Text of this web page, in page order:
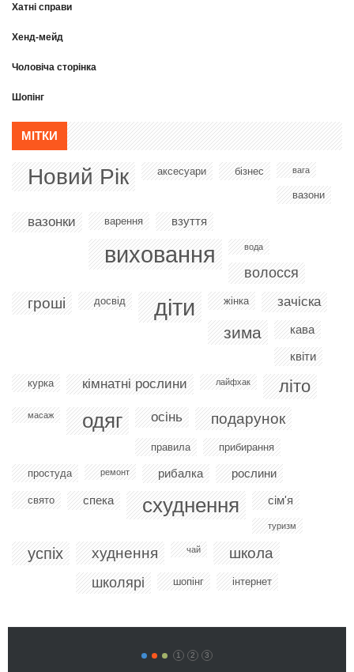
Хатні справи
Хенд-мейд
Чоловіча сторінка
Шопінг
МІТКИ
Новий Рік аксесуари бізнес вага
вазони
вазонки варення взуття
виховання вода
волосся
гроші досвід діти жінка зачіска
зима
кава
квіти
курка кімнатні рослини лайфхак літо
масаж одяг осінь подарунок
правила прибирання
простуда ремонт рибалка рослини
свято спека схуднення сім'я
туризм
успіх худнення чай школа
школярі шопінг інтернет
1 2 3